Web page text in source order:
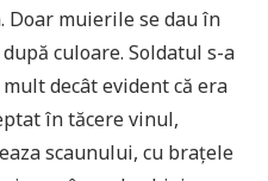
Doar muierile se dau în
culoare. Soldatul s-a
decât evident că era
în tăcere vinul,
scaunului, cu brațele